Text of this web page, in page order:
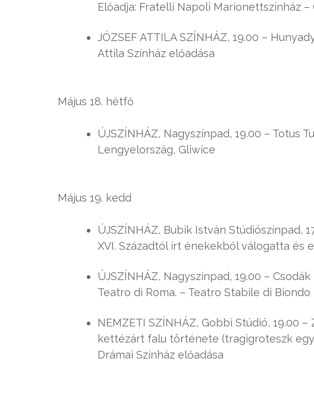
Előadja: Fratelli Napoli Marionettszínház –
JÓZSEF ATTILA SZÍNHÁZ, 19.00 –
Attila Színház előadása
Május 18. hétfő
ÚJSZÍNHÁZ, Nagyszínpad, 19.00 – Totus
Lengyelország, Gliwice
Május 19. kedd
ÚJSZÍNHÁZ, Bubik István Stúdiószínpad,
XVI. Századtól írt énekekből válogatta és
ÚJSZÍNHÁZ, Nagyszínpad, 19.00 –
Teatro di Roma. – Teatro Stabile di
NEMZETI SZÍNHÁZ, Gobbi Stúdió, 19.00
kettézárt falu története (tragigroteszk
Drámai Színház előadása